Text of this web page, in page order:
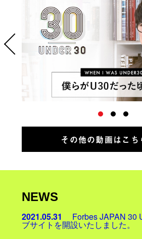
その他の動画はこち
NEWS
2021.05.31 Forbes JAPAN 30
ブサイトを開設いたしました。